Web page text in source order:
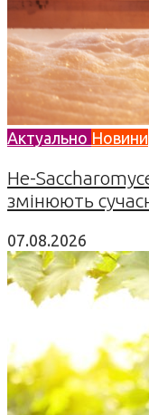
Актуально Новини
Не-
змінюють
07.08.2026